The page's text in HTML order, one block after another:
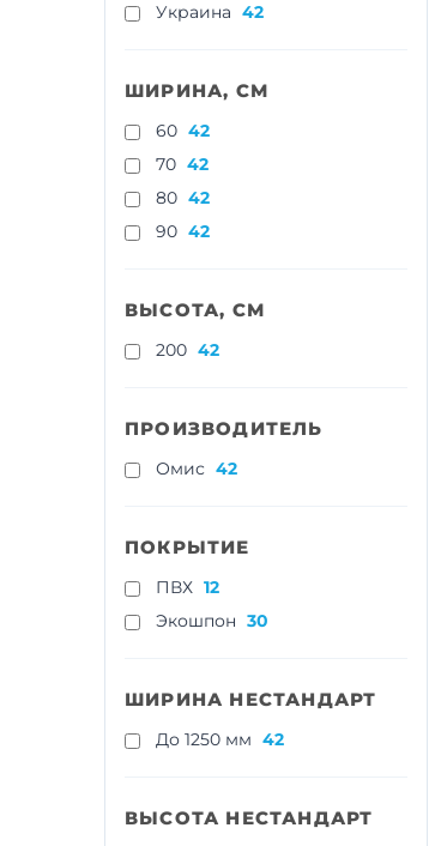
Украина 42
ШИРИНА, СМ
60 42
70 42
80 42
90 42
ВЫСОТА, СМ
200 42
ПРОИЗВОДИТЕЛЬ
Омис 42
ПОКРЫТИЕ
ПВХ 12
Экошпон 30
ШИРИНА НЕСТАНДАРТ
До 1250 мм 42
ВЫСОТА НЕСТАНДАРТ